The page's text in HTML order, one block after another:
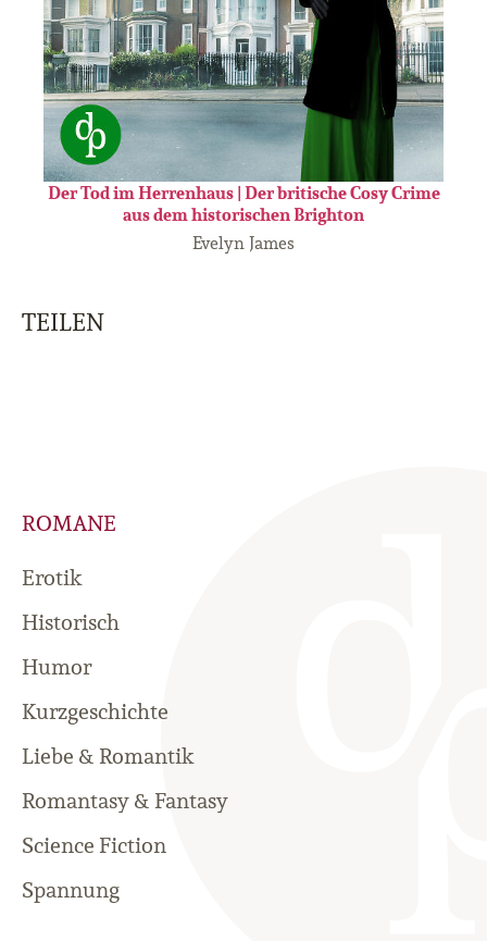
Der Tod im Herrenhaus | Der britische Cosy Crime
aus dem historischen Brighton
Evelyn James
TEILEN
ROMANE
Erotik
Historisch
Humor
Kurzgeschichte
Liebe & Romantik
Romantasy & Fantasy
Science Fiction
Spannung